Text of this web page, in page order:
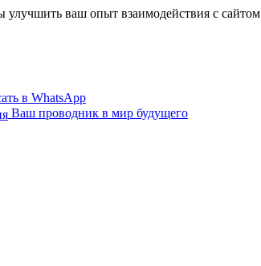
ваш опыт взаимодействия с сайтом
Ваш проводник в мир будущего